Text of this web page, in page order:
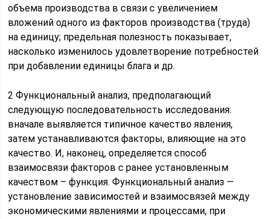
объема производства в связи с увеличением
вложений одного из факторов производства (труда)
на единицу; предельная полезность показывает,
насколько изменилось удовлетворение потребностей
при добавлении единицы блага и др.
2 Функциональный анализ, предполагающий
следующую последовательность исследования:
вначале выявляется типичное качество явления,
затем устанавливаются факторы, влияющие на это
качество. И, наконец, определяется способ
взаимосвязи факторов с ранее установленным
качеством – функция. Функциональный анализ —
установление зависимостей и взаимосвязей между
экономическими явлениями и процессами, при